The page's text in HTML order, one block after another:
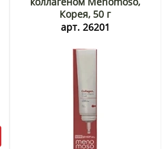
Корея, 50 г
арт. 26201